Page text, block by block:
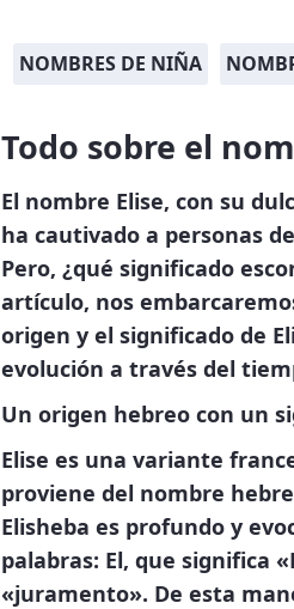
NOMBRES DE NIÑA
Todo sobre el
El nombre Elise, con su
ha cautivado a personas
Pero, ¿qué significado
artículo, nos
origen y el significado de
evolución a través del
Un origen hebreo con un
Elise es una variante
proviene del nombre
Elisheba es profundo y
palabras: El, que significa
«juramento». De esta